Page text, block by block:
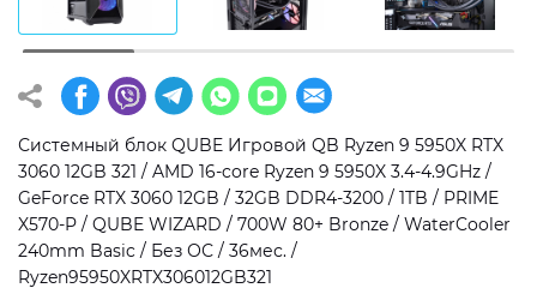
Операционная система
Windows 11 Home
Windows 11 Pro
Без ОС
Тип накопителя
SSD
HDD
SSD + HDD
Дополнительно
RGB-подсветка
Системный блок QUBE Игровой QB Ryzen 9 5950X RTX
3060 12GB 321 / AMD 16-core Ryzen 9 5950X 3.4-4.9GHz /
GeForce RTX 3060 12GB / 32GB DDR4-3200 / 1TB / PRIME
X570-P / QUBE WIZARD / 700W 80+ Bronze / WaterCooler
240mm Basic / Без ОС / 36мес. /
Ryzen95950XRTX306012GB321